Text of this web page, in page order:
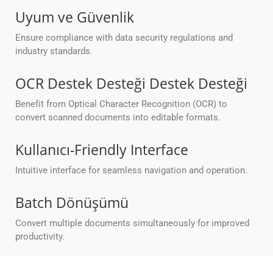
Uyum ve Güvenlik
Ensure compliance with data security regulations and
industry standards.
OCR Destek Desteği Destek Desteği
Benefit from Optical Character Recognition (OCR) to
convert scanned documents into editable formats.
Kullanıcı-Friendly Interface
Intuitive interface for seamless navigation and operation.
Batch Dönüşümü
Convert multiple documents simultaneously for improved
productivity.